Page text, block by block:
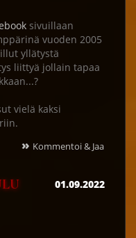
sivuillaan
vuoden 2005
yllätystä
liittyä jollain tapaa
vielä kaksi
» Kommentoi & Jaa
01.09.2022